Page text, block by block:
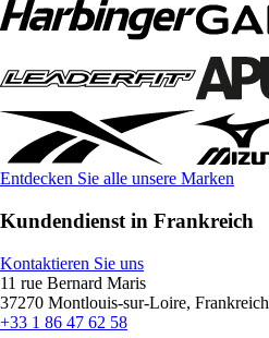
Entdecken Sie alle unsere Marken
Kundendienst in Frankreich
Kontaktieren Sie uns
11 rue Bernard Maris
37270 Montlouis-sur-Loire, Frankreich
+33 1 86 47 62 58